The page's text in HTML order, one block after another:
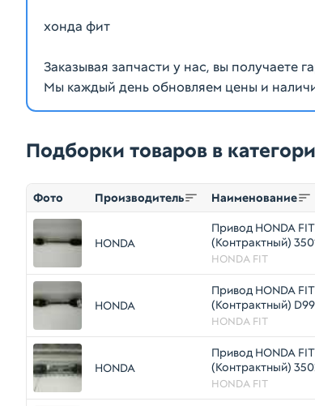
хонда фит
Заказывая запчасти у нас, вы получаете
Мы каждый день обновляем цены и
Подборки товаров в
Фото Производитель Наименование
HONDA
Привод HONDA
(Контрактный)
HONDA FIT
HONDA
Привод HONDA
(Контрактный)
HONDA FIT
HONDA
Привод HONDA
(Контрактный)
HONDA FIT